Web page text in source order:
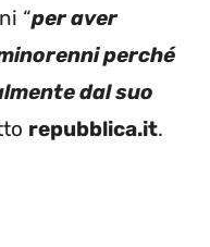
“per aver
perché
dal suo
repubblica.it.